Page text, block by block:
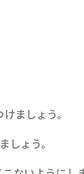
ましょう。
しょう。